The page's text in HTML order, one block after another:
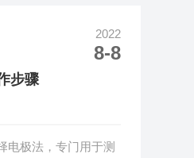
于卡尔费休试剂在试
定终点延迟。2、取
休试剂时需要取用
2022
8-8
步骤
电极法，专门用于测